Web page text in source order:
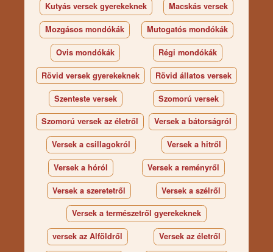
Kutyás versek gyerekeknek Macskás versek
Mozgásos mondókák Mutogatós mondókák
Ovis mondókák Régi mondókák
Rövid versek gyerekeknek Rövid állatos versek
Szenteste versek Szomorú versek
Szomorú versek az életről Versek a bátorságról
Versek a csillagokról Versek a hitről
Versek a hóról Versek a reményről
Versek a szeretetről Versek a szélről
Versek a természetről gyerekeknek
versek az Alföldről Versek az életről